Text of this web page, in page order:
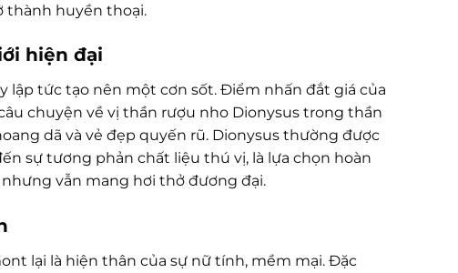
thành huyền thoại.
hiện đại
lập tức tạo nên một cơn sốt. Điểm nhấn đắt giá của
chuyện về vị thần rượu nho Dionysus trong thần
dã và vẻ đẹp quyến rũ. Dionysus thường được
sự tương phản chất liệu thú vị, là lựa chọn hoàn
vẫn mang hơi thở đương đại.
lại là hiện thân của sự nữ tính, mềm mại. Đặc